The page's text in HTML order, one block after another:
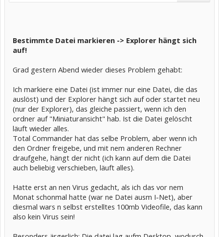
Bestimmte Datei markieren -> Explorer hängt sich
auf!
Grad gestern Abend wieder dieses Problem gehabt:
Ich markiere eine Datei (ist immer nur eine Datei, die das
auslöst) und der Explorer hängt sich auf oder startet neu
(nur der Explorer), das gleiche passiert, wenn ich den
ordner auf "Miniaturansicht" hab. Ist die Datei gelöscht
läuft wieder alles.
Total Commander hat das selbe Problem, aber wenn ich
den Ordner freigebe, und mit nem anderen Rechner
draufgehe, hängt der nicht (ich kann auf dem die Datei
auch beliebig verschieben, läuft alles).
Hatte erst an nen Virus gedacht, als ich das vor nem
Monat schonmal hatte (war ne Datei ausm I-Net), aber
diesmal wars n selbst erstelltes 100mb Videofile, das kann
also kein Virus sein!